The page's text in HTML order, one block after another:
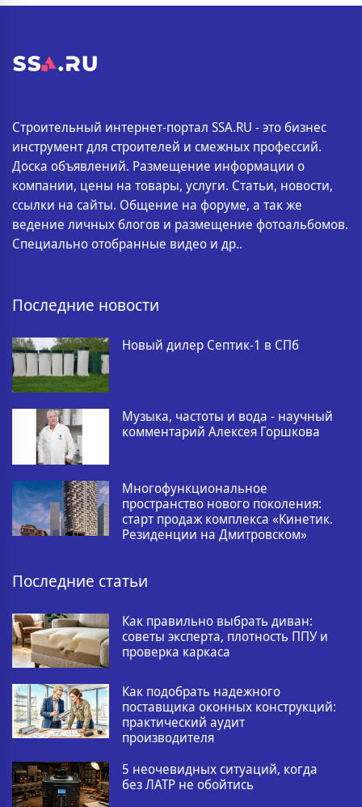
Строительный интернет-портал SSA.RU - это бизнес
инструмент для строителей и смежных профессий.
Доска объявлений. Размещение информации о
компании, цены на товары, услуги. Статьи, новости,
ссылки на сайты. Общение на форуме, а так же
ведение личных блогов и размещение фотоальбомов.
Специально отобранные видео и др..
Последние новости
Новый дилер Септик-1 в СПб
Музыка, частоты и вода - научный
комментарий Алексея Горшкова
Многофункциональное
пространство нового поколения:
старт продаж комплекса «Кинетик.
Резиденции на Дмитровском»
Последние статьи
Как правильно выбрать диван:
советы эксперта, плотность ППУ и
проверка каркаса
Как подобрать надежного
поставщика оконных конструкций:
практический аудит
производителя
5 неочевидных ситуаций, когда
без ЛАТР не обойтись